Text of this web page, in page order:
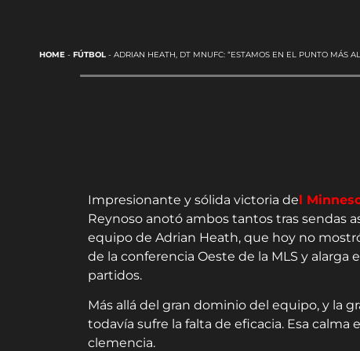
HOME- FÚTBOL- ADRIAN HEATH, DT MNUFC: “ESTAMOS EN EL PUNTO MÁS
Impresionante y sólida victoria del
Reynoso anotó ambos tantos tras sendas
equipo de Adrian Heath, que hoy no
de la conferencia Oeste de la MLS y alarga
partidos.
Más allá del gran dominio del equipo, y la
todavía sufre la falta de eficacia. Esa
clemencia.